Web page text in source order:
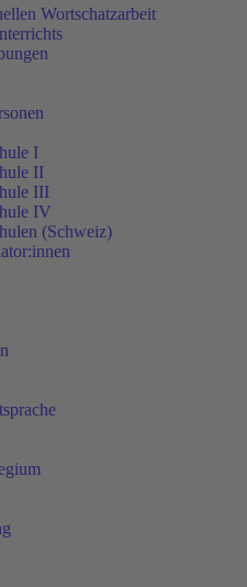
Wortschatzarbeit
I
II
III
IV
(Schweiz)